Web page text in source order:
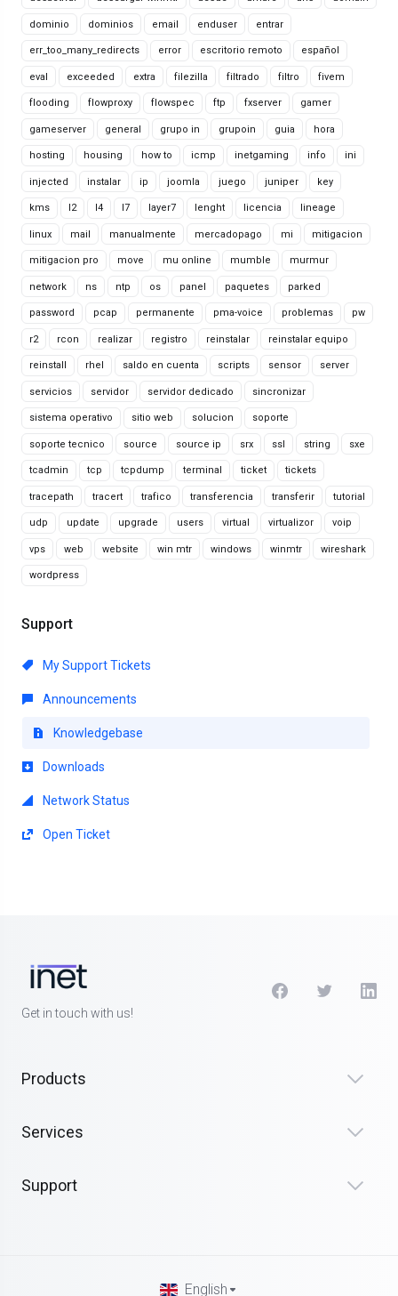
dominio dominios email enduser entrar
err_too_many_redirects error escritorio remoto español
eval exceeded extra filezilla filtrado filtro fivem
flooding flowproxy flowspec ftp fxserver gamer
gameserver general grupo in grupoin guia hora
hosting housing how to icmp inetgaming info ini
injected instalar ip joomla juego juniper key
kms l2 l4 l7 layer7 lenght licencia lineage
linux mail manualmente mercadopago mi mitigacion
mitigacion pro move mu online mumble murmur
network ns ntp os panel paquetes parked
password pcap permanente pma-voice problemas pw
r2 rcon realizar registro reinstalar reinstalar equipo
reinstall rhel saldo en cuenta scripts sensor server
servicios servidor servidor dedicado sincronizar
sistema operativo sitio web solucion soporte
soporte tecnico source source ip srx ssl string sxe
tcadmin tcp tcpdump terminal ticket tickets
tracepath tracert trafico transferencia transferir tutorial
udp update upgrade users virtual virtualizor voip
vps web website win mtr windows winmtr wireshark
wordpress
Support
My Support Tickets
Announcements
Knowledgebase
Downloads
Network Status
Open Ticket
Get in touch with us!
Products
Services
Support
English